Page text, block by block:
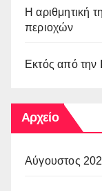
Η αριθμητική
περιοχών
Εκτός από την
Αρχείο
Αύγουστος